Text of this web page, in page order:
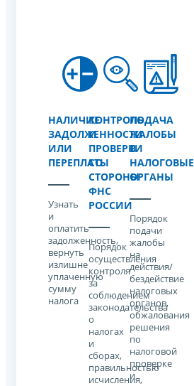
НАЛИЧИЕ
ЗАДОЛЖЕННОСТИ
ИЛИ
ПЕРЕПЛАТЫ
Узнать
и
оплатить
задолженность,
вернуть
излишне
уплаченную
сумму
налога
КОНТРОЛЬ
И
ПРОВЕРКИ
СО
СТОРОНЫ
ФНС
РОССИИ
Порядок
осуществления
контроля
за
соблюдением
законодательства
о
налогах
и
сборах,
правильностью
исчисления,
ПОДАЧА
ЖАЛОБЫ
В
НАЛОГОВЫЕ
ОРГАНЫ
Порядок
подачи
жалобы
на
действия/
бездействие
налоговых
органов,
обжалования
решения
по
налоговой
проверке
и